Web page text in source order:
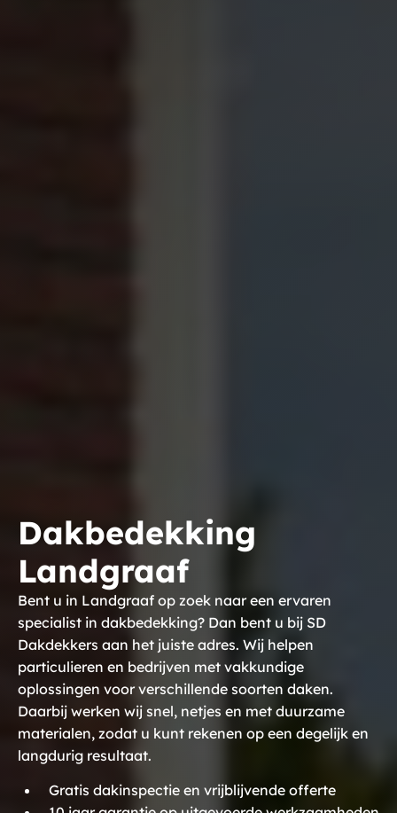
Dakbedekking
Landgraaf
Bent u in Landgraaf op zoek naar een ervaren
specialist in dakbedekking? Dan bent u bij SD
Dakdekkers aan het juiste adres. Wij helpen
particulieren en bedrijven met vakkundige
oplossingen voor verschillende soorten daken.
Daarbij werken wij snel, netjes en met duurzame
materialen, zodat u kunt rekenen op een degelijk en
langdurig resultaat.
Gratis dakinspectie en vrijblijvende offerte